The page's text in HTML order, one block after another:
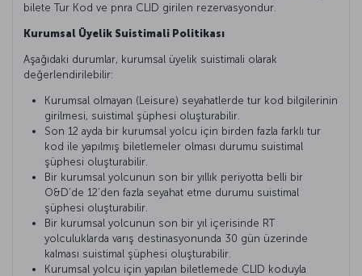
bilete Tur Kod ve pnra CLID girilen rezervasyondur.
Kurumsal Üyelik Suistimali Politikası
Aşağıdaki durumlar, kurumsal üyelik suistimali olarak
değerlendirilebilir:
Kurumsal olmayan (Leisure) seyahatlerde tur kod bilgilerinin
girilmesi, suistimal şüphesi oluşturabilir.
Son 12 ayda bir kurumsal yolcu için birden fazla farklı tur
kod ile yapılmış biletlemeler olması durumu suistimal
şüphesi oluşturabilir.
Bir kurumsal yolcunun son bir yıllık periyotta belli bir
O&D’de 12’den fazla seyahat etme durumu suistimal
şüphesi oluşturabilir.
Bir kurumsal yolcunun son bir yıl içerisinde RT
yolculuklarda varış destinasyonunda 30 gün üzerinde
kalması suistimal şüphesi oluşturabilir.
Kurumsal yolcu için yapılan biletlemede CLID koduyla